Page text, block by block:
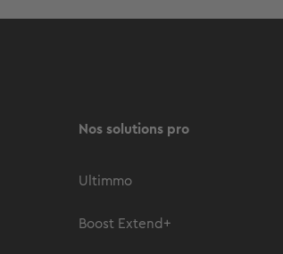
Nos solutions pro
Ultimmo
Boost Extend+